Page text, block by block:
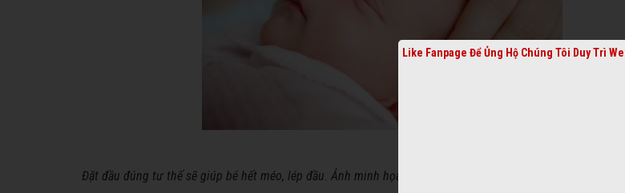
Đặt đầu đúng tư thế sẽ giúp bé hết méo, lép đầu. Ảnh minh họa.
Like Fanpage Để Ủng Hộ Chúng Tôi Duy Trì